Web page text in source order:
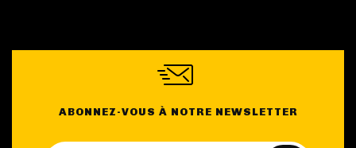
ABONNEZ-VOUS À NOTRE NEWSLETTER